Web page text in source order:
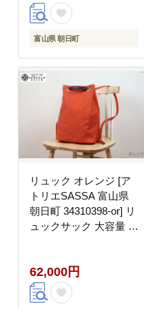
富山県 朝日町
リュック オレンジ [ア
トリエSASSA 富山県
朝日町 34310398-or] リ
ュックサック 大容量 帆
62,000円